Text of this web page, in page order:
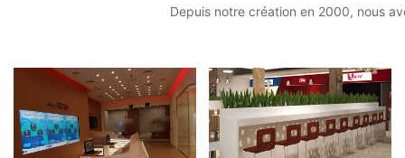
Depuis notre création en 2000, nous